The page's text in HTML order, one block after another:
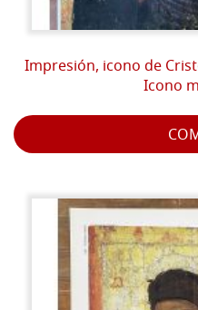
Impresión, icono de
Icono